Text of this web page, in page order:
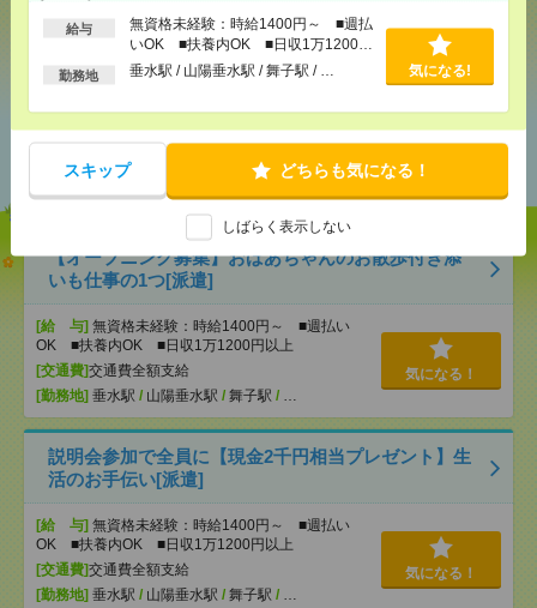
給与
無資格未経験：時給1400円～ ■週払
いOK ■扶養内OK ■日収1万1200円
以上
勤務地 垂水駅 / 山陽垂水駅 / 舞子駅 / … 気になる!
スキップ どちらも気になる！
しばらく表示しない
シェア ツイート ブックマーク
あなたの閲覧履歴からの
【オープニング募集】おばあちゃんのお散歩付き添
いも仕事の1つ[派遣]
[給 与] 無資格未経験：時給1400円～ ■週払い
OK ■扶養内OK ■日収1万1200円以上
[交通費]交通費全額支給
[勤務地] 垂水駅 / 山陽垂水駅 / 舞子駅 / …
気になる！
説明会参加で全員に【現金2千円相当プレゼント】生
活のお手伝い[派遣]
[給 与] 無資格未経験：時給1400円～ ■週払い
OK ■扶養内OK ■日収1万1200円以上
[交通費]交通費全額支給
[勤務地] 垂水駅 / 山陽垂水駅 / 舞子駅 / …
気になる！